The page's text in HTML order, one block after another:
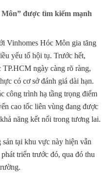
được tìm kiếm mạnh
Vinhomes Hóc Môn gia tăng
yếu tố hội tụ. Trước hết,
ngày càng rõ ràng,
có cơ sở đánh giá dài hạn.
công trình hạ tầng trọng điểm
cao tốc liên vùng đang được
năng kết nối trong tương lai.
tại khu vực này hiện vẫn
triển trước đó, qua đó thu